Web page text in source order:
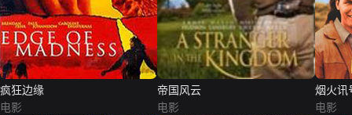
疯狂边缘
电影
帝国风云
电影
烟火讯
电影